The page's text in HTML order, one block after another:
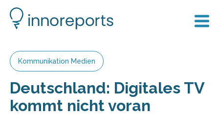
Kommunikation Medien
Deutschland: Digitales TV
kommt nicht voran